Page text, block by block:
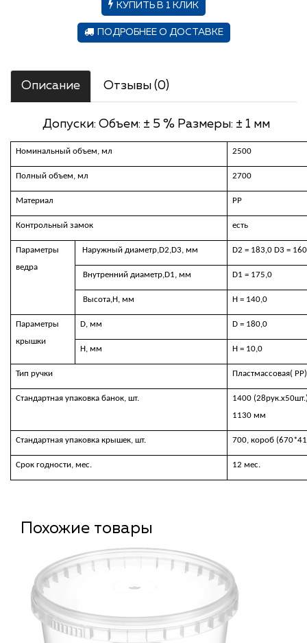
КУПИТЬ В 1 КЛИК
ПОДРОБНЕЕ О ДОСТАВКЕ
Описание Отзывы (0)
Допуски: Объем: ± 5 % Размеры: ± 1 мм
Номинальный объем, мл 2500
Полный объем, мл 2700
Материал РР
Контрольный замок есть
Параметры
ведра
Наружный диаметр,D2,D3, мм D2 = 183,0 D3 =
Внутренний диаметр,D1, мм D1 = 175,0
Высота,H, мм H = 140,0
Параметры
крышки
D, мм D = 180,0
Н, мм Н = 10,0
Тип ручки Пластмассовая( РР)
Стандартная упаковка банок, шт.
1400
1130 мм
Стандартная упаковка крышек, шт. 700, короб
Срок годности, мес. 12 мес.
Похожие товары